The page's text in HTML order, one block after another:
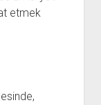
etmek